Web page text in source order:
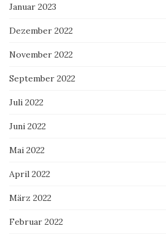
Januar 2023
Dezember 2022
November 2022
September 2022
Juli 2022
Juni 2022
Mai 2022
April 2022
März 2022
Februar 2022